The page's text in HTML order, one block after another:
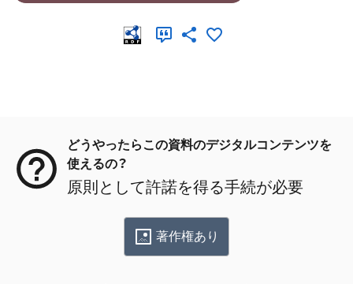
どうやったらこの資料のデジタルコンテンツを
使えるの？
原則として許諾を得る手続が必要
著作権あり